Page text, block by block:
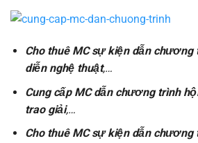
Cho thuê MC sự kiện dẫn chương
diễn nghệ thuật,…
Cung cấp MC dẫn chương trình
trao giải,…
Cho thuê MC sự kiện dẫn chương